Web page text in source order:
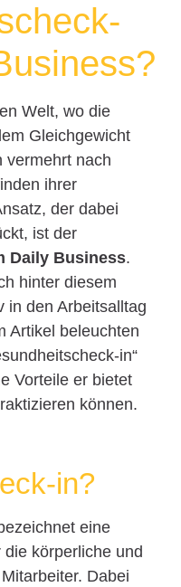
Welt, wo die
Gleichgewicht
vermehrt nach
ihrer
der dabei
ist der
Daily Business.
hinter diesem
in den Arbeitsalltag
Artikel beleuchten
in“
Vorteile er bietet
können.
in?
eine
körperliche und
Dabei